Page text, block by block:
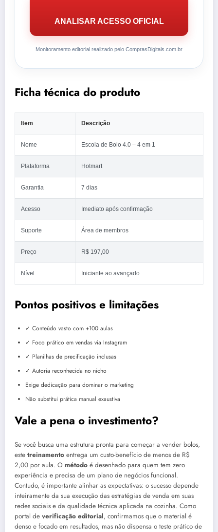
ANALISAR ACESSO OFICIAL
Monitoramento editorial realizado pelo ComprasDigitais.com.br
Ficha técnica do produto
Item Descrição
Nome Escola de Bolo 4.0 – 4 em 1
Plataforma Hotmart
Garantia 7 dias
Acesso Imediato após confirmação
Suporte Área de membros
Preço R$ 197,00
Nível Iniciante ao avançado
Pontos positivos e limitações
✓ Conteúdo vasto com +100 aulas
✓ Foco prático em vendas via Instagram
✓ Planilhas de precificação inclusas
✓ Autoria reconhecida no nicho
Exige dedicação para dominar o marketing
Não substitui prática manual exaustiva
Vale a pena o investimento?
Se você busca uma estrutura pronta para começar a vender bolos,
este treinamento entrega um custo-benefício de menos de R$
2,00 por aula. O método é desenhado para quem tem zero
experiência e precisa de um plano de negócios funcional.
Contudo, é importante alinhar as expectativas: o sucesso depende
inteiramente da sua execução das estratégias de venda em suas
redes sociais e da qualidade técnica aplicada na cozinha. Como
portal de verificação editorial, confirmamos que o material é
denso e focado em resultados, mas não dispensa o teste prático de